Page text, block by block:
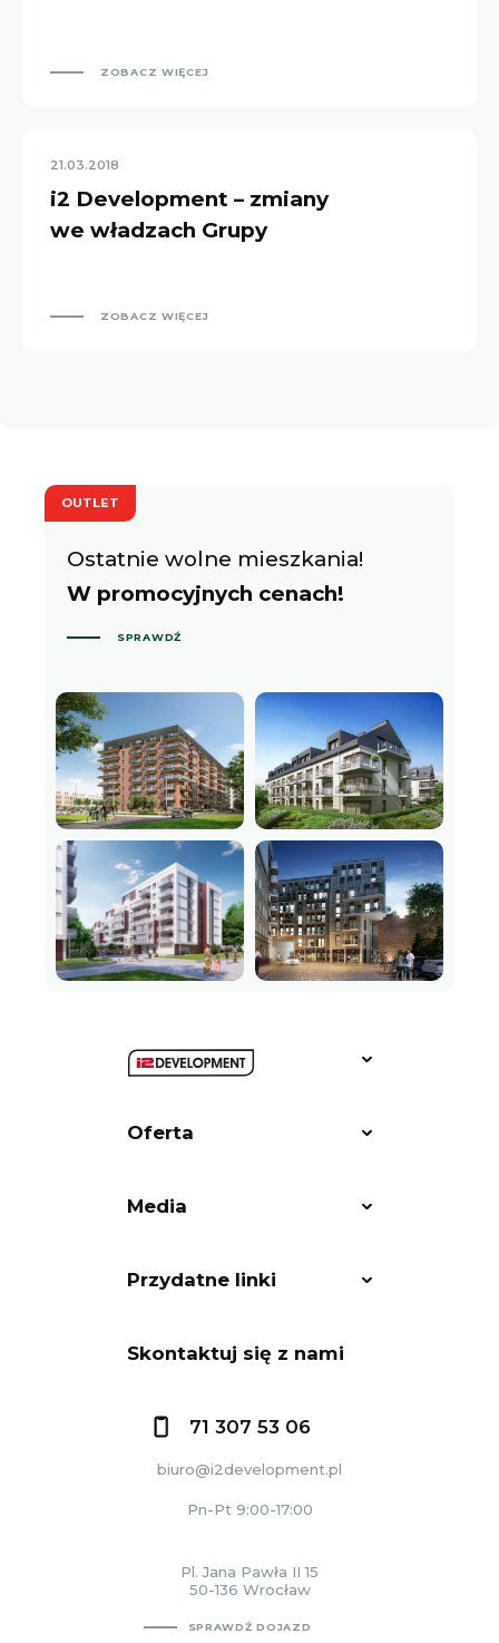
ZOBACZ WIĘCEJ
21.03.2018
i2 Development – zmiany
we władzach Grupy
ZOBACZ WIĘCEJ
OUTLET
Ostatnie wolne mieszkania!
W promocyjnych cenach!
SPRAWDŹ
Oferta
Media
Przydatne linki
Skontaktuj się z nami
71 307 53 06
biuro@i2development.pl
Pn-Pt 9:00-17:00
Pl. Jana Pawła II 15
50-136 Wrocław
SPRAWDŹ DOJAZD